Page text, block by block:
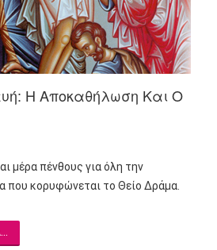
Η Αποκαθήλωση Και Ο
μέρα πένθους για όλη την
που κορυφώνεται το Θείο Δράμα.